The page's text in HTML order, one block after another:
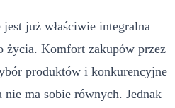
już właściwie integralna
życia. Komfort zakupów przez
produktów i konkurencyjne
ma sobie równych. Jednak